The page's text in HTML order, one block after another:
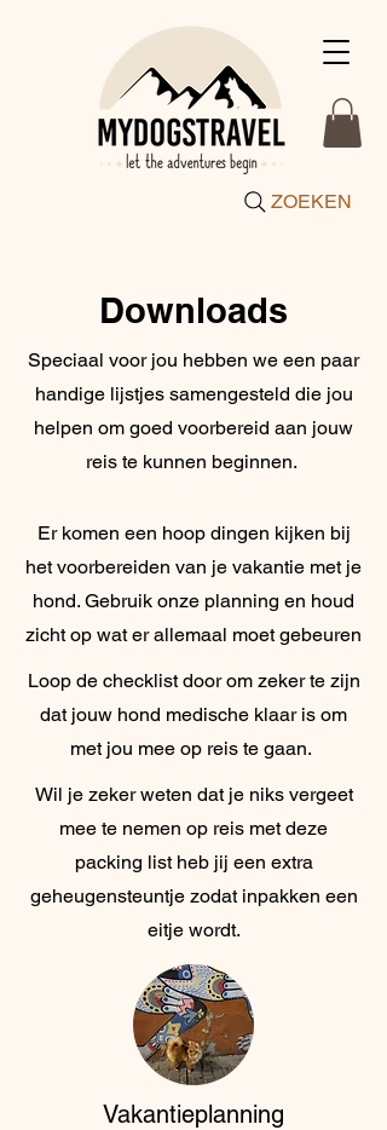
ZOEKEN
Downloads
Speciaal voor jou hebben we een paar
handige lijstjes samengesteld die jou
helpen om goed voorbereid aan jouw
reis te kunnen beginnen.
Er komen een hoop dingen kijken bij
het voorbereiden van je vakantie met je
hond. Gebruik onze planning en houd
zicht op wat er allemaal moet gebeuren
Loop de checklist door om zeker te zijn
dat jouw hond medische klaar is om
met jou mee op reis te gaan.
Wil je zeker weten dat je niks vergeet
mee te nemen op reis met deze
packing list heb jij een extra
geheugensteuntje zodat inpakken een
eitje wordt.
Vakantieplanning